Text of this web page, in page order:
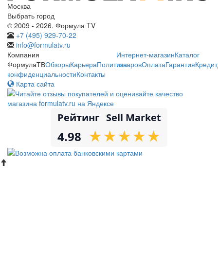
Москва
Выбрать город
© 2009 - 2026. Формула TV
+7 (495) 929-70-22
info@formulatv.ru
Компания
ФормулаТВОбзорыКарьераПолитика
конфиденциальностиКонтакты
Интернет-магазинКаталог
товаровОплатаГарантияКредит
Карта сайта
Рейтинг Sell Market
4.98 ★
★★
★★
★★
★★
★